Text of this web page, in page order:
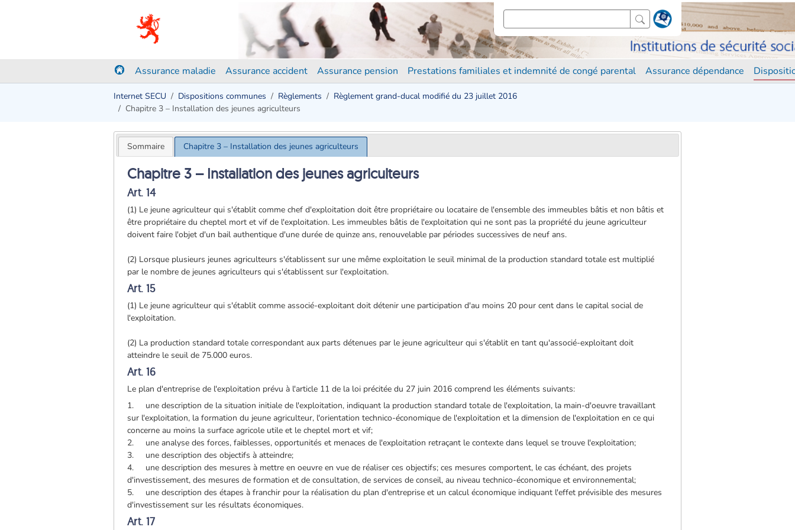
Assurance maladie Assurance accident Assurance pension Prestations familiales et indemnité de congé parental Assurance dépendance
Internet SECU Dispositions communes Règlements
Règlement grand-ducal modifié du 23 juillet 2016
Chapitre 3 – Installation des jeunes agriculteurs
Sommaire Chapitre 3 – Installation des jeunes agriculteurs
Chapitre 3 – Installation des jeunes agriculteurs
Art. 14
(1) Le jeune agriculteur qui s'établit comme chef d'exploitation doit être propriétaire ou locataire de l'ensemble des immeubles bâtis et non bâtis et
être propriétaire du cheptel mort et vif de l'exploitation. Les immeubles bâtis de l'exploitation qui ne sont pas la propriété du jeune agriculteur
doivent faire l'objet d'un bail authentique d'une durée de quinze ans, renouvelable par périodes successives de neuf ans.
(2) Lorsque plusieurs jeunes agriculteurs s'établissent sur une même exploitation le seuil minimal de la production standard totale est multiplié
par le nombre de jeunes agriculteurs qui s'établissent sur l'exploitation.
Art. 15
(1) Le jeune agriculteur qui s'établit comme associé-exploitant doit détenir une participation d'au moins 20 pour cent dans le capital social de
l'exploitation.
(2) La production standard totale correspondant aux parts détenues par le jeune agriculteur qui s'établit en tant qu'associé-exploitant doit
atteindre le seuil de 75.000 euros.
Art. 16
Le plan d'entreprise de l'exploitation prévu à l'article 11 de la loi précitée du 27 juin 2016 comprend les éléments suivants:
1. une description de la situation initiale de l'exploitation, indiquant la production standard totale de l'exploitation, la main-d'oeuvre travaillant
sur l'exploitation, la formation du jeune agriculteur, l'orientation technico-économique de l'exploitation et la dimension de l'exploitation en ce qui
concerne au moins la surface agricole utile et le cheptel mort et vif;
2. une analyse des forces, faiblesses, opportunités et menaces de l'exploitation retraçant le contexte dans lequel se trouve l'exploitation;
3. une description des objectifs à atteindre;
4. une description des mesures à mettre en oeuvre en vue de réaliser ces objectifs; ces mesures comportent, le cas échéant, des projets
d'investissement, des mesures de formation et de consultation, de services de conseil, au niveau technico-économique et environnemental;
5. une description des étapes à franchir pour la réalisation du plan d'entreprise et un calcul économique indiquant l'effet prévisible des mesures
d'investissement sur les résultats économiques.
Art. 17